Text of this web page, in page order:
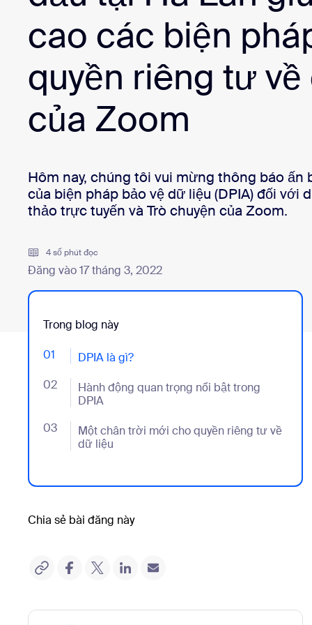
Ứng dụng và thành phần tích hợp
Cài đặt trên máy tính
Trung tâm tải xuống+1.888.799.9666
cao các biện
quyền riêng tư
của Zoom
Hôm nay, chúng tôi vui mừng thông báo ấn
của biện pháp bảo vệ dữ liệu (DPIA) đối với
thảo trực tuyến và Trò chuyện của Zoom.
4 số phút đọc
Đăng vào 17 tháng 3, 2022
Trong blog này
01 DPIA là gì?
- Jumplink to DPIA là gì?
02
Hành động quan trọng nổi bật trong
DPIA
- Jumplink to Hành động quan trọng nổi bật trong
03
Một chân trời mới cho quyền riêng tư về
dữ liệu
- Jumplink to Một chân trời mới cho quyền riêng tư
Chia sẻ bài đăng này